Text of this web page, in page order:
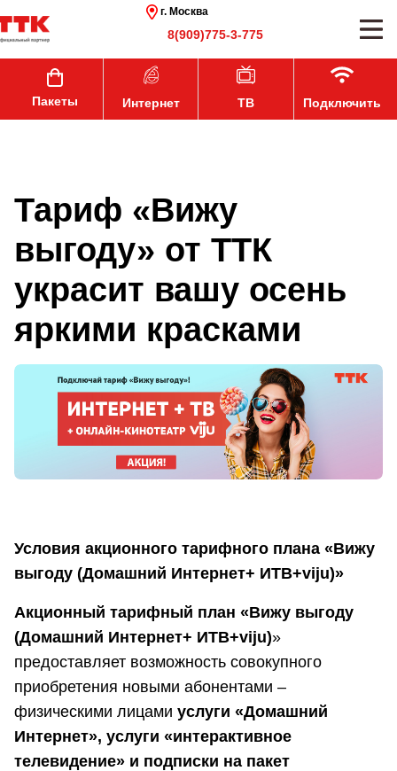
г. Москва
8(909)775-3-775
Пакеты Интернет ТВ Подключить
Тариф «Вижу
выгоду» от ТТК
украсит вашу осень
яркими красками
Условия акционного тарифного плана «Вижу
выгоду (Домашний Интернет+ ИТВ+viju)»
Акционный тарифный план «Вижу выгоду
(Домашний Интернет+ ИТВ+viju)»
предоставляет возможность совокупного
приобретения новыми абонентами –
физическими лицами услуги «Домашний
Интернет», услуги «интерактивное
телевидение» и подписки на пакет